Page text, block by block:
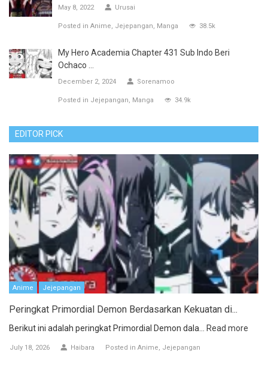
May 8, 2022 Urusai
Posted in Anime Jejepangan Manga 38.5k
My Hero Academia Chapter 431 Sub Indo Beri
Ochaco ...
December 2, 2024 Sorenamoo
Posted in Jejepangan Manga 34.9k
EDITOR PICK
Anime Jejepangan
Peringkat Primordial Demon Berdasarkan Kekuatan di...
Berikut ini adalah peringkat Primordial Demon dala... Read more
July 18, 2026 Haibara Posted in Anime Jejepangan